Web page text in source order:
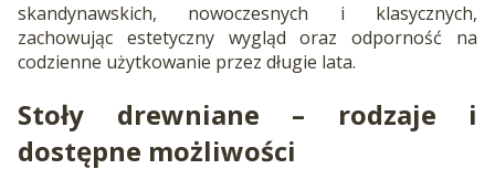
skandynawskich, nowoczesnych i klasycznych,
zachowując estetyczny wygląd oraz odporność na
codzienne użytkowanie przez długie lata.
Stoły drewniane – rodzaje i
dostępne możliwości